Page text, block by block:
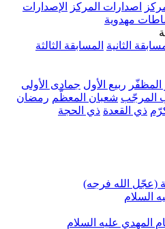
اصدارات المركز
الإصدارات
مهدوية
الثانية المسابقة الثالثة
ربيع الأول جمادى الأولى
المرجّب شعبان المعظّم رمضان
ذي القعدة ذي الحجة
(عجّل الله فرجه)
السلام
المهدي عليه السلام